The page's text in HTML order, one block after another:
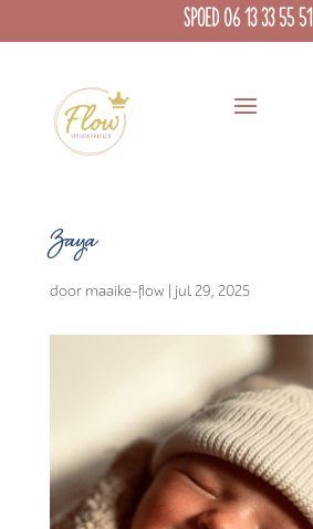
SPOED 06 13 33 55 51
Zaya
door maaike-flow | jul 29, 2025